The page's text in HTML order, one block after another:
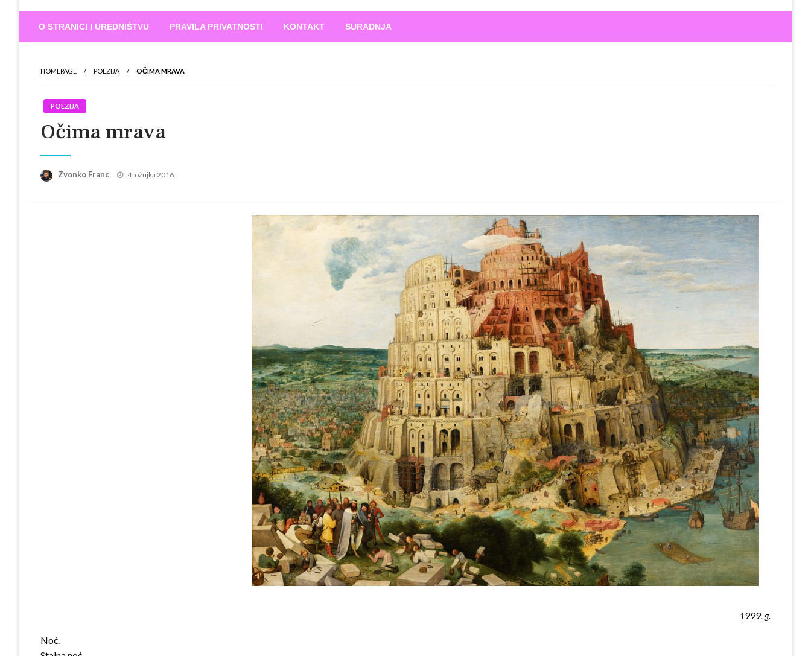
Biram DOBRO
O STRANICI I UREDNIŠTVU PRAVILA PRIVATNOSTI KONTAKT SURADNJA
HOMEPAGE POEZIJA OČIMA MRAVA
POEZIJA
Očima mrava
Zvonko Franc
Posted
4. ožujka 2016.
1999. g.
Noć.